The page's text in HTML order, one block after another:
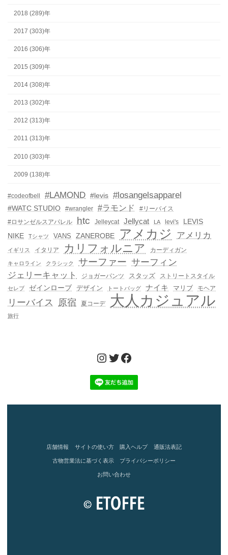
2018 (289)年
2017 (303)年
2016 (306)年
2015 (309)年
2014 (308)年
2013 (302)年
2012 (313)年
2011 (313)年
2010 (303)年
2009 (138)年
#codeofbell #LAMOND #levis #losangelsapparel
#WATC STUDIO #wrangler #ラモンド
#リーバイス
#ロサンゼルスアパレル
htc Jelleycat Jellycat LA levi's
LEVIS
NIKE
Tシャツ VANS ZANEROBE アメカジ アメリカ
イギリス イタリア カリフォルニア カーディガン
キャロライン クラシック サーファー サーフィン
ジェリーキャット
ジョガーパンツ スタッズ ストリートスタイル
セレブ ゼインローブ デザイン トートバッグ ナイキ マリブ モヘア
リーバイス 原宿 夏コーデ 大人カジュアル
旅行
Instagram
Twitter
Facebook
店舗情報 サイトの使い方 購入ヘルプ 通販法表記
古物営業法に基づく表示 プライバシーポリシー
お問い合わせ